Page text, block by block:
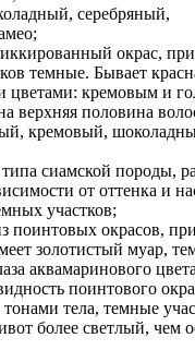
серебряный,
окрас, при
темные. Бывает
цветами: кремовым и
верхняя половина
кремовый,
сиамской породы,
от оттенка и
участков;
поинтовых окрасов,
золотистый муар,
аквамаринового
поинтового
тела, темные
более светлый, чем